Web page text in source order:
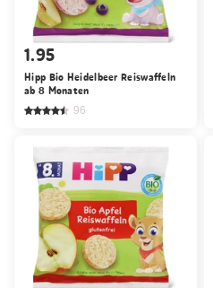
1.95
Hipp Bio Heidelbeer Reiswaffeln
ab 8 Monaten
96